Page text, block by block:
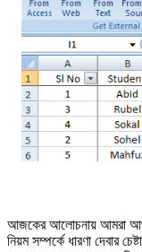
আজকের আলোচনায় আমরা
নিয়ম সম্পর্কে ধারণা দেবার